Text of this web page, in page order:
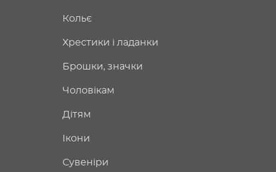
Кольє
Хрестики і ладанки
Брошки, значки
Чоловікам
Дітям
Ікони
Сувеніри